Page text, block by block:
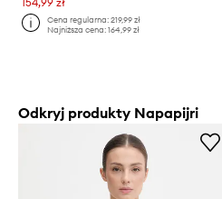
Cena regularna:219,99 zł
Najniższa cena:164,99 zł
Odkryj produkty Napapijri